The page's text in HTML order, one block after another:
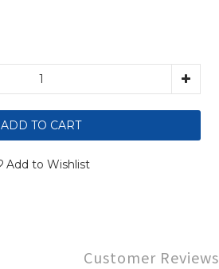
ADD TO CART
Add to Wishlist
Customer Reviews